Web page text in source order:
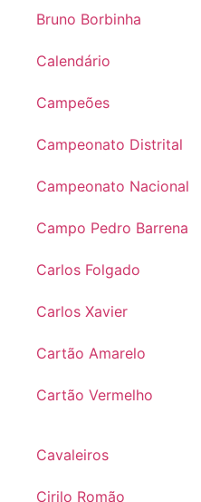
Bruno Borbinha
Calendário
Campeões
Campeonato Distrital
Campeonato Nacional
Campo Pedro Barrena
Carlos Folgado
Carlos Xavier
Cartão Amarelo
Cartão Vermelho
Cavaleiros
Cirilo Romão